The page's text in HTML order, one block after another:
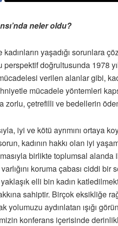
neler oldu?
yaşadığı sorunlara
doğrultusunda 1978
verilen alanlar gibi,
mücadele yöntemleri
zorlu, çetrefilli ve bedellerin
iyi ve kötü ayrımını ortaya
kadının hakkı olan iyi
birlikte toplumsal
koruma çabası ciddi bir
elli bin kadın
sahiptir. Birçok eksikliğe
aydınlatan ışığı
konferans içerisinde derinlikli